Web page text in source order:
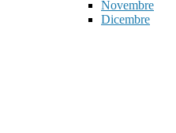
Novembre
Dicembre